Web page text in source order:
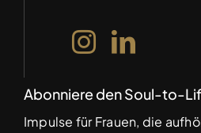
Abonniere den Soul-to-
Impulse für Frauen, die